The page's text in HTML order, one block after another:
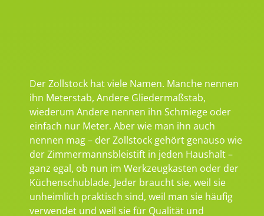
Der Zollstock hat viele Namen. Manche nennen
ihn Meterstab, Andere Gliedermaßstab,
wiederum Andere nennen ihn Schmiege oder
einfach nur Meter. Aber wie man ihn auch
nennen mag – der Zollstock gehört genauso wie
der Zimmermannsbleistift in jeden Haushalt –
ganz egal, ob nun im Werkzeugkasten oder der
Küchenschublade. Jeder braucht sie, weil sie
unheimlich praktisch sind, weil man sie häufig
verwendet und weil sie für Qualität und